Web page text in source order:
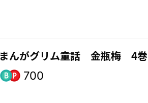
まんがグリム童話 金瓶梅 4巻
700